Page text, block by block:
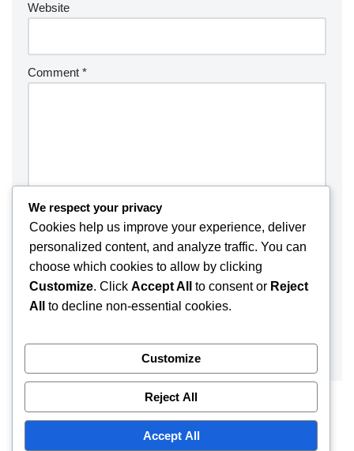
Website
Comment *
Save my name, email, and website in this browser for the
next time I comment.
We respect your privacy
Cookies help us improve your experience, deliver
personalized content, and analyze traffic. You can
choose which cookies to allow by clicking
Customize. Click Accept All to consent or Reject
All
to decline non-essential cookies.
Customize
Reject All
Accept All